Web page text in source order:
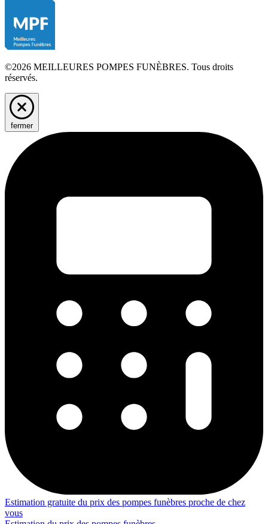
©2026 MEILLEURES POMPES FUNÈBRES. Tous droits
réservés.
fermer
Estimation gratuite du prix des pompes funèbres proche de chez
vous